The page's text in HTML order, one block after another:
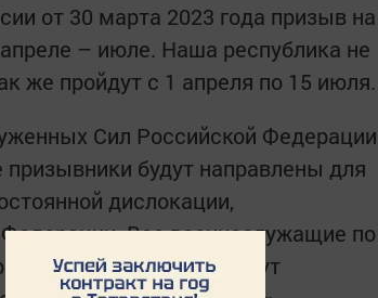
от 30 марта 2023 года призыв на
– июле. Наша республика не
же пройдут с 1 апреля по 15 июля.
Сил Российской Федерации
будут направлены для
дислокации,
Все военно­служащие по
военной службы, будут